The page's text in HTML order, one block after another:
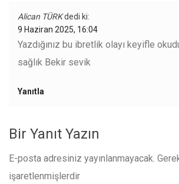
Alican TÜRKdedi ki:
9 Haziran 2025, 16:04
Yazdığınız bu ibretlik olayı keyifle
sağlık Bekir sevik
Yanıtla
Bir Yanıt Yazın
E-posta adresiniz yayınlanmayacak.
işaretlenmişlerdir